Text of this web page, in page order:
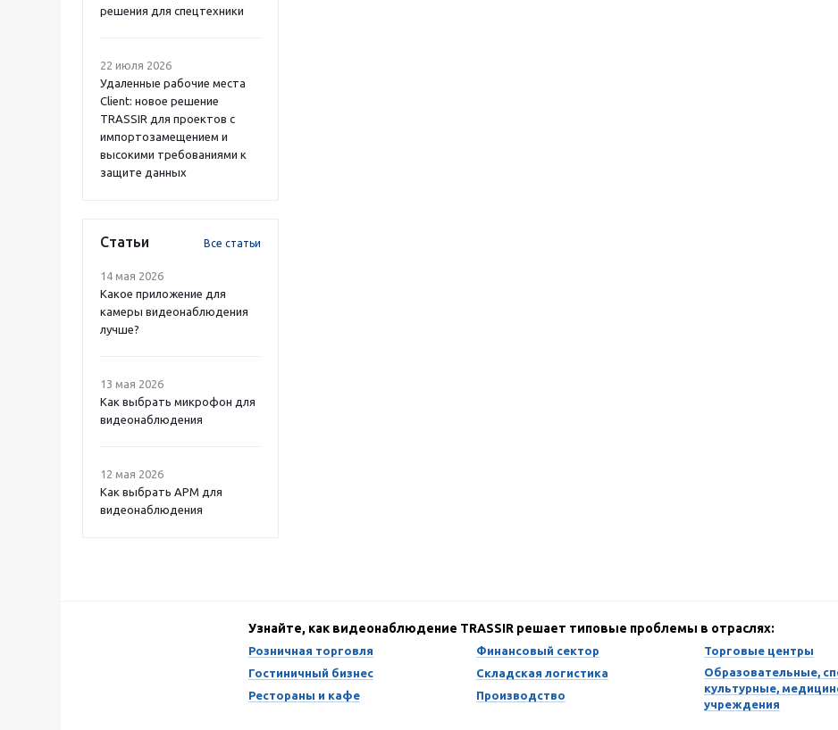
решения для спецтехники
22 июля 2026
Удаленные рабочие места
Client: новое решение
TRASSIR для проектов с
импортозамещением и
высокими требованиями к
защите данных
Статьи Все статьи
14 мая 2026
Какое приложение для
камеры видеонаблюдения
лучше?
13 мая 2026
Как выбрать микрофон для
видеонаблюдения
12 мая 2026
Как выбрать APM для
видеонаблюдения
Узнайте, как видеонаблюдение TRASSIR решает типовые проблемы в отраслях:
Розничная торговля
Гостиничный бизнес
Рестораны и кафе
Финансовый сектор
Складская логистика
Производство
Торговые центры
Образовательные,
культурные,
учреждения